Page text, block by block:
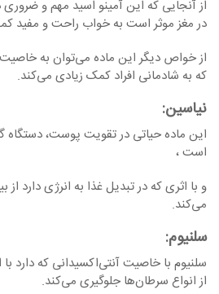
از آنجایی که این آمینو اسید مهم و
در مغز موثر است به خواب راحت و مفید
از خواص دیگر این ماده می‌توان به
که به شادمانی افراد کمک زیادی می‌کند.
نیاسین:
این ماده حیاتی در تقویت پوست،
است ،
و با اثری که در تبدیل غذا به انرژی دارد از
می‌کند.
سلنیوم:
سلنیوم با خاصیت آنتی‌اکسیدانی که دارد
از انواع سرطان‌ها جلوگیری می‌کند.